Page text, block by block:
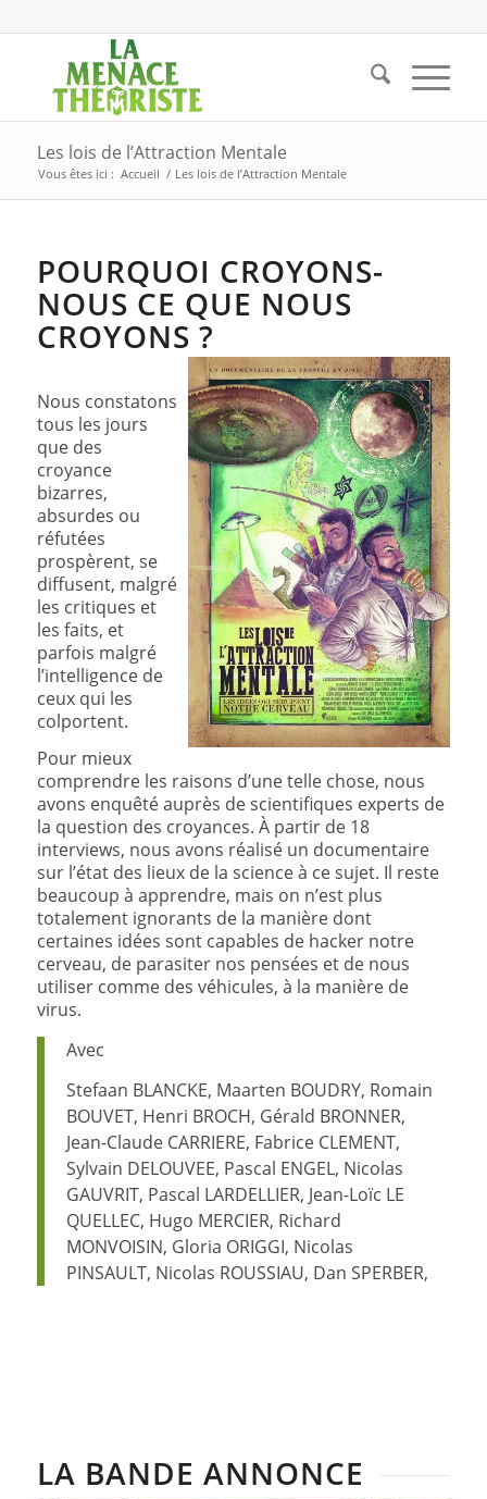
Les lois de l’Attraction Mentale
Vous êtes ici : Accueil / Les lois de l’Attraction Mentale
POURQUOI CROYONS-
NOUS CE QUE NOUS
CROYONS ?
Nous constatons
tous les jours
que des
croyance
bizarres,
absurdes ou
réfutées
prospèrent, se
diffusent, malgré
les critiques et
les faits, et
parfois malgré
l’intelligence de
ceux qui les
colportent.
Pour mieux
comprendre les raisons d’une telle chose, nous
avons enquêté auprès de scientifiques experts de
la question des croyances. À partir de 18
interviews, nous avons réalisé un documentaire
sur l’état des lieux de la science à ce sujet. Il reste
beaucoup à apprendre, mais on n’est plus
totalement ignorants de la manière dont
certaines idées sont capables de hacker notre
cerveau, de parasiter nos pensées et de nous
utiliser comme des véhicules, à la manière de
virus.
Avec
Stefaan BLANCKE, Maarten BOUDRY, Romain
BOUVET, Henri BROCH, Gérald BRONNER,
Jean-Claude CARRIERE, Fabrice CLEMENT,
Sylvain DELOUVEE, Pascal ENGEL, Nicolas
GAUVRIT, Pascal LARDELLIER, Jean-Loïc LE
QUELLEC, Hugo MERCIER, Richard
MONVOISIN, Gloria ORIGGI, Nicolas
PINSAULT, Nicolas ROUSSIAU, Dan SPERBER,
LA BANDE ANNONCE